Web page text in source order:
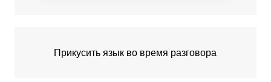
Прикусить язык во время разговора